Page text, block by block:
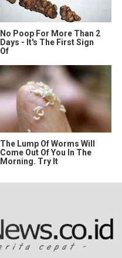
No Poop For More Than 2
Days - It's The First Sign
Of
The Lump Of Worms Will
Come Out Of You In The
Morning. Try It